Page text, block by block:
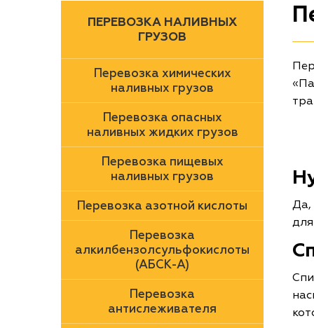
Да,
ПЕРЕВОЗКА НАЛИВНЫХ
ГРУЗОВ
Перевозка химических
наливных грузов
Перевозка опасных
наливных жидких грузов
Перевозка пищевых
наливных грузов
Перевозка азотной кислоты
Перевозка
алкилбензолсульфокислоты
(АБСК-А)
Перевозка
антислеживателя